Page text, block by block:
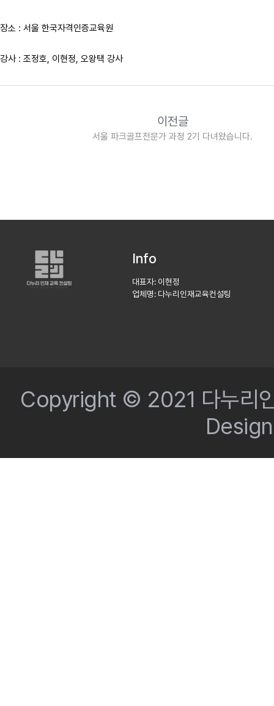
장소 : 서울 한국자격인증교육원
강사 : 조정호, 이현정, 오왕택 강사
이전글
서울 파크골프전문가 과정 2기 다녀왔습니다.
Info
대표자: 이현정
업체명: 다누리인재교육컨설팅
Copyright © 2021 다누리